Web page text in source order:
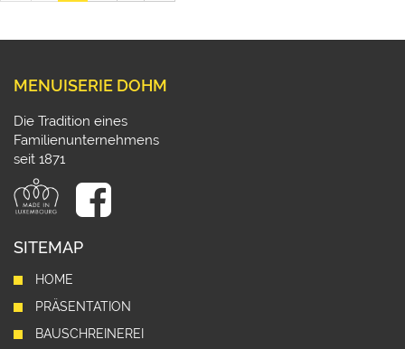
MENUISERIE DOHM
Die Tradition eines
Familienunternehmens
seit 1871
SITEMAP
HOME
PRÄSENTATION
BAUSCHREINEREI